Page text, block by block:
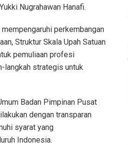
Nugrahawan Hanafi.
perkembangan
Struktur Skala Upah Satuan
pemuliaan profesi
langkah strategis untuk
Badan Pimpinan Pusat
dengan transparan
syarat yang
Indonesia.